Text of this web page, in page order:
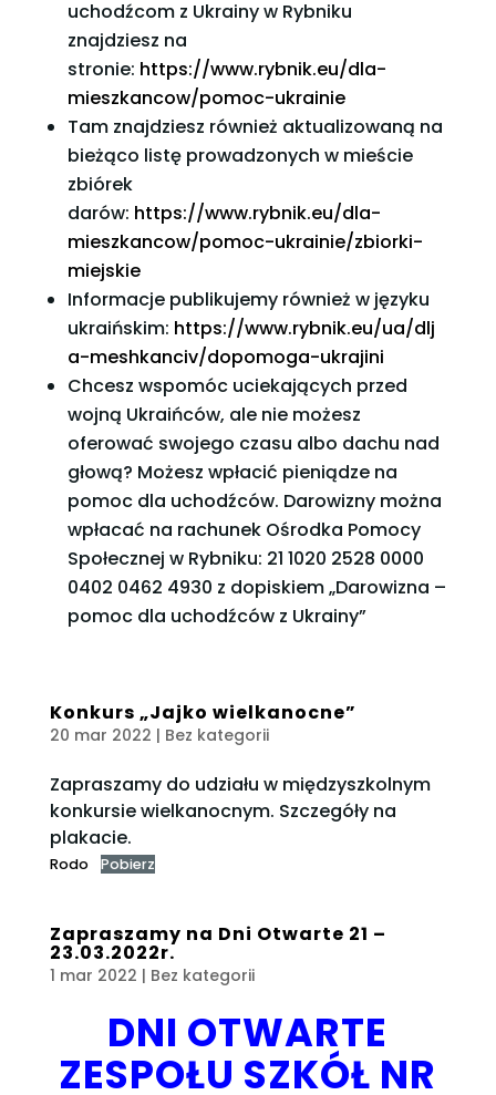
uchodźcom z Ukrainy w Rybniku
znajdziesz na
stronie: https://www.rybnik.eu/dla-
mieszkancow/pomoc-ukrainie
Tam znajdziesz również aktualizowaną na
bieżąco listę prowadzonych w mieście
zbiórek
darów: https://www.rybnik.eu/dla-
mieszkancow/pomoc-ukrainie/zbiorki-
miejskie
Informacje publikujemy również w języku
ukraińskim: https://www.rybnik.eu/ua/dlj
a-meshkanciv/dopomoga-ukrajini
Chcesz wspomóc uciekających przed
wojną Ukraińców, ale nie możesz
oferować swojego czasu albo dachu nad
głową? Możesz wpłacić pieniądze na
pomoc dla uchodźców. Darowizny można
wpłacać na rachunek Ośrodka Pomocy
Społecznej w Rybniku: 21 1020 2528 0000
0402 0462 4930 z dopiskiem „Darowizna –
pomoc dla uchodźców z Ukrainy”
Konkurs „Jajko wielkanocne”
20 mar 2022 | Bez kategorii
Zapraszamy do udziału w międzyszkolnym
konkursie wielkanocnym. Szczegóły na
plakacie.
Rodo Pobierz
Zapraszamy na Dni Otwarte 21 –
23.03.2022r.
1 mar 2022 | Bez kategorii
DNI OTWARTE
ZESPOŁU SZKÓŁ NR